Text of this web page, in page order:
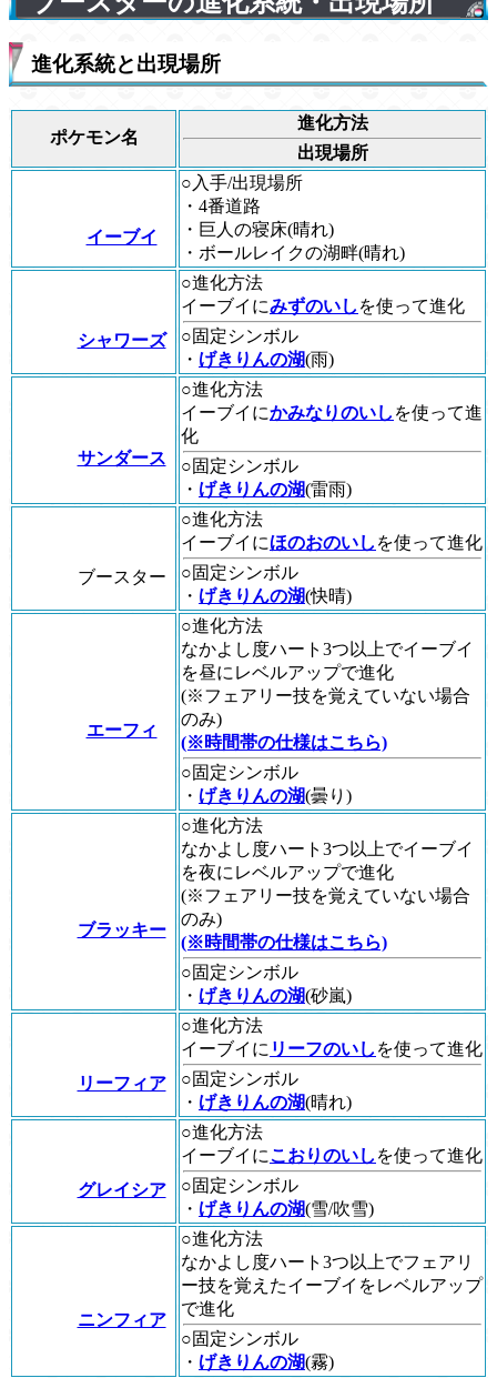
進化系統と出現場所
ポケモン名
進化方法
出現場所
イーブイ
○入手/出現場所
・4番道路
・巨人の寝床(晴れ)
・ボールレイクの湖畔(晴れ)
シャワーズ
○進化方法
イーブイにみずのいし を使って進化
○固定シンボル
・ げきりんの湖(雨)
サンダース
○進化方法
イーブイにかみなりのいし を使って進
化
○固定シンボル
・ げきりんの湖(雷雨)
ブースター
○進化方法
イーブイにほのおのいし を使って進化
○固定シンボル
・ げきりんの湖(快晴)
エーフィ
○進化方法
なかよし度ハート3つ以上でイーブイ
を昼にレベルアップで進化
(※フェアリー技を覚えていない場合
のみ)
(※時間帯の仕様はこちら)
○固定シンボル
・ げきりんの湖(曇り)
ブラッキー
○進化方法
なかよし度ハート3つ以上でイーブイ
を夜にレベルアップで進化
(※フェアリー技を覚えていない場合
のみ)
(※時間帯の仕様はこちら)
○固定シンボル
・ げきりんの湖(砂嵐)
リーフィア
○進化方法
イーブイに リーフのいし を使って進化
○固定シンボル
・ げきりんの湖(晴れ)
グレイシア
○進化方法
イーブイにこおりのいし を使って進化
○固定シンボル
・ げきりんの湖(雪/吹雪)
ニンフィア
○進化方法
なかよし度ハート3つ以上でフェアリ
ー技を覚えたイーブイをレベルアップ
で進化
○固定シンボル
・ げきりんの湖(霧)